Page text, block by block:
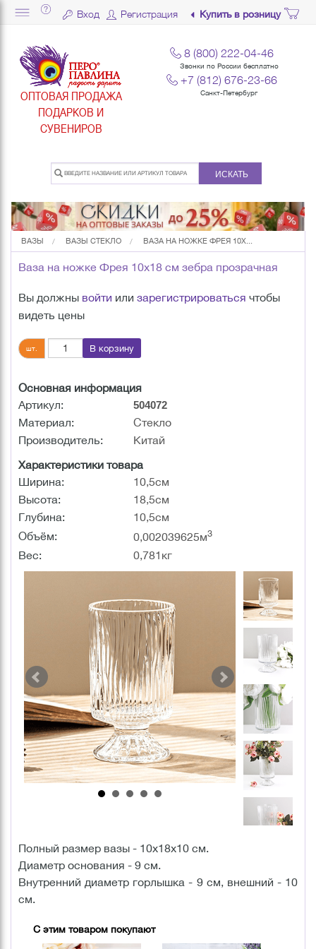
Вход Регистрация Купить в розницу
ОПТОВАЯ ПРОДАЖА
ПОДАРКОВ И
СУВЕНИРОВ
8 (800) 222-04-46
Звонки по России бесплатно
+7 (812) 676-23-66
Санкт-Петербург
ИСКАТЬ
ВАЗЫ ВАЗЫ СТЕКЛО ВАЗА НА НОЖКЕ ФРЕЯ 10Х...
Ваза на ножке Фрея 10х18 см зебра прозрачная
Вы должны войти или зарегистрироваться чтобы
видеть цены
шт. В корзину
Основная информация
Артикул:
504072
Материал:
Стекло
Производитель:
Китай
Характеристики товара
Ширина:
10,5см
Высота:
18,5см
Глубина:
10,5см
Объём:
0,002039625м3
Вес: 0,781кг
Полный размер вазы - 10х18х10 см.
Диаметр основания - 9 см.
Внутренний диаметр горлышка - 9 см, внешний - 10
см.
С этим товаром покупают